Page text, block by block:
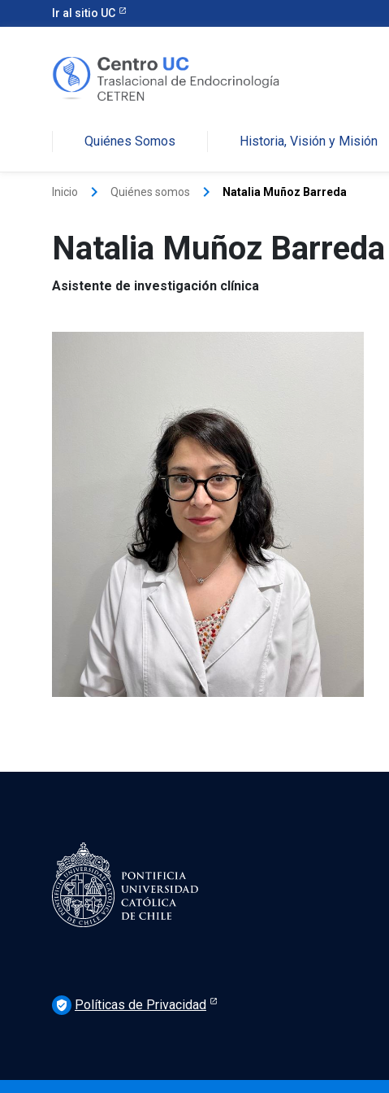
Ir al sitio UC
Quiénes Somos Historia, Visión y Misión
Inicio keyboard_arrow_right Quiénes somos keyboard_arrow_right Natalia Muñoz Barreda
Natalia Muñoz Barreda
Asistente de investigación clínica
verified_user Políticas de Privacidad